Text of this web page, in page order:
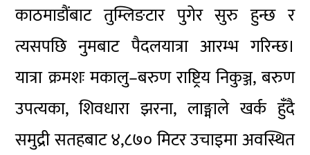
काठमाडौंबाट तुम्लिङटार पुगेर सुरु हुन्छ र
त्यसपछि नुमबाट पैदलयात्रा आरम्भ गरिन्छ।
यात्रा क्रमशः मकालु–बरुण राष्ट्रिय निकुञ्ज, बरुण
उपत्यका, शिवधारा झरना, लाङ्माले खर्क हुँदै
समुद्री सतहबाट ४,८७० मिटर उचाइमा अवस्थित